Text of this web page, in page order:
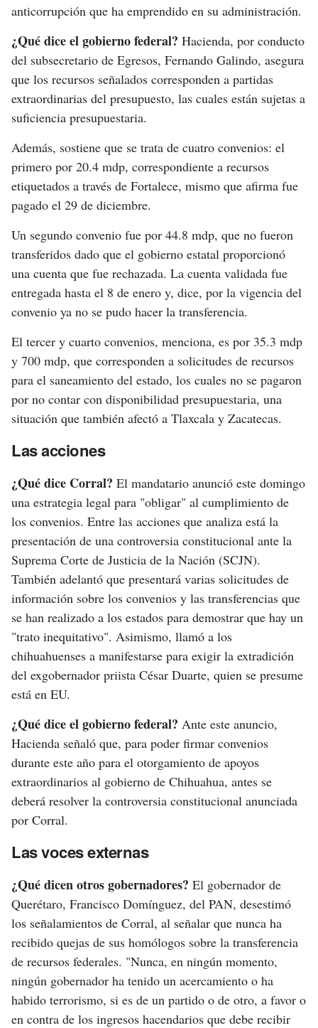
anticorrupción que ha emprendido en su administración.
¿Qué dice el gobierno federal? Hacienda, por conducto
del subsecretario de Egresos, Fernando Galindo, asegura
que los recursos señalados corresponden a partidas
extraordinarias del presupuesto, las cuales están sujetas a
suficiencia presupuestaria.
Además, sostiene que se trata de cuatro convenios: el
primero por 20.4 mdp, correspondiente a recursos
etiquetados a través de Fortalece, mismo que afirma fue
pagado el 29 de diciembre.
Un segundo convenio fue por 44.8 mdp, que no fueron
transferidos dado que el gobierno estatal proporcionó
una cuenta que fue rechazada. La cuenta validada fue
entregada hasta el 8 de enero y, dice, por la vigencia del
convenio ya no se pudo hacer la transferencia.
El tercer y cuarto convenios, menciona, es por 35.3 mdp
y 700 mdp, que corresponden a solicitudes de recursos
para el saneamiento del estado, los cuales no se pagaron
por no contar con disponibilidad presupuestaria, una
situación que también afectó a Tlaxcala y Zacatecas.
Las acciones
¿Qué dice Corral? El mandatario anunció este domingo
una estrategia legal para "obligar" al cumplimiento de
los convenios. Entre las acciones que analiza está la
presentación de una controversia constitucional ante la
Suprema Corte de Justicia de la Nación (SCJN).
También adelantó que presentará varias solicitudes de
información sobre los convenios y las transferencias que
se han realizado a los estados para demostrar que hay un
"trato inequitativo". Asimismo, llamó a los
chihuahuenses a manifestarse para exigir la extradición
del exgobernador priista César Duarte, quien se presume
está en EU.
¿Qué dice el gobierno federal? Ante este anuncio,
Hacienda señaló que, para poder firmar convenios
durante este año para el otorgamiento de apoyos
extraordinarios al gobierno de Chihuahua, antes se
deberá resolver la controversia constitucional anunciada
por Corral.
Las voces externas
¿Qué dicen otros gobernadores? El gobernador de
Querétaro, Francisco Domínguez, del PAN, desestimó
los señalamientos de Corral, al señalar que nunca ha
recibido quejas de sus homólogos sobre la transferencia
de recursos federales. "Nunca, en ningún momento,
ningún gobernador ha tenido un acercamiento o ha
habido terrorismo, si es de un partido o de otro, a favor o
en contra de los ingresos hacendarios que debe recibir